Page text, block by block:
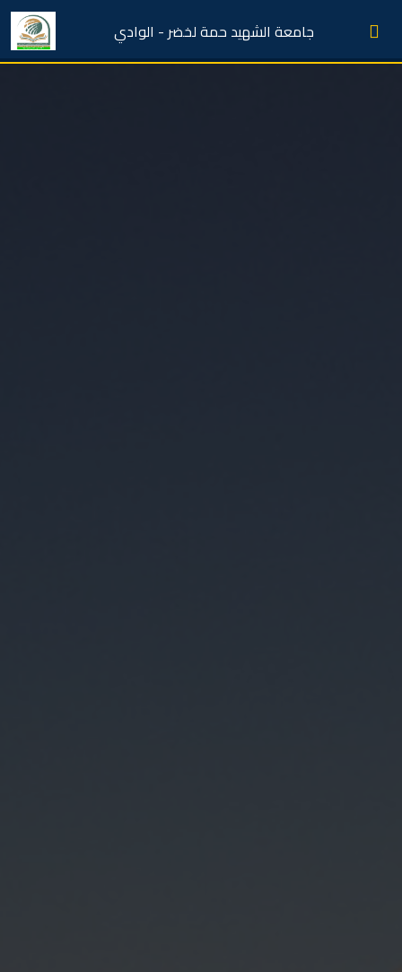
جامعة الشهيد حمة لخضر - الوادي